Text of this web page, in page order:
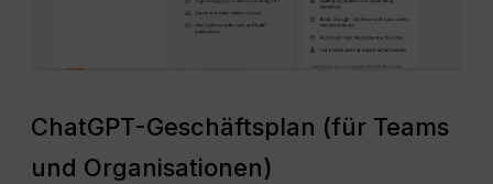
ChatGPT-Geschäftsplan (für Teams
und Organisationen)